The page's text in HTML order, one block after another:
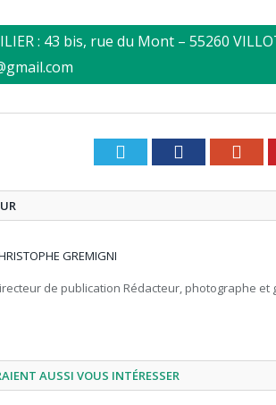
: 43 bis, rue du Mont – 55260
Twitter
GREMIGNI
de publication Rédacteur, photographe et
AUSSI VOUS INTÉRESSER